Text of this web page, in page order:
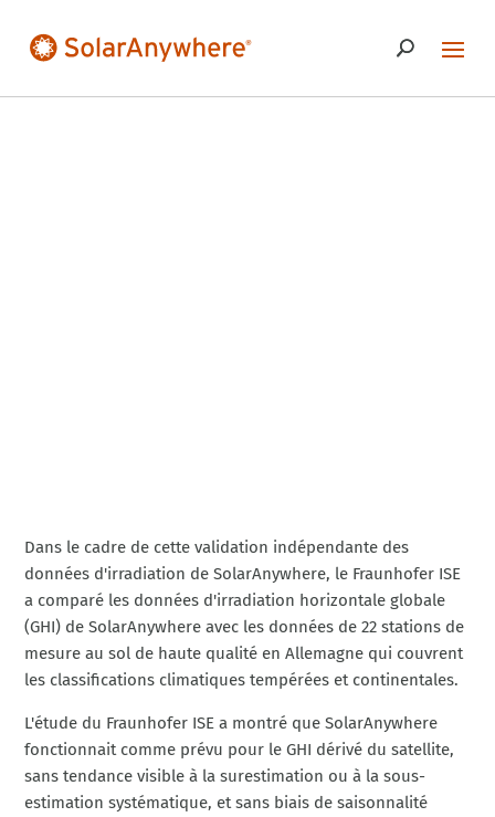
Dans le cadre de cette validation indépendante des
données d'irradiation de SolarAnywhere, le Fraunhofer ISE
a comparé les données d'irradiation horizontale globale
(GHI) de SolarAnywhere avec les données de 22 stations de
mesure au sol de haute qualité en Allemagne qui couvrent
les classifications climatiques tempérées et continentales.
L'étude du Fraunhofer ISE a montré que SolarAnywhere
fonctionnait comme prévu pour le GHI dérivé du satellite,
sans tendance visible à la surestimation ou à la sous-
estimation systématique, et sans biais de saisonnalité